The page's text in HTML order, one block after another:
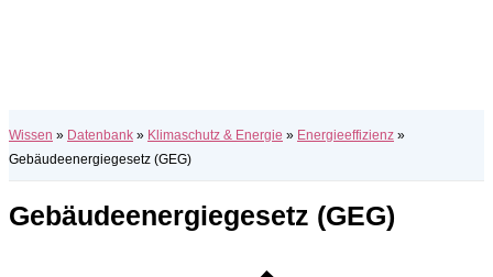
Wissen » Datenbank » Klimaschutz & Energie » Energieeffizienz »
Gebäudeenergiegesetz (GEG)
Gebäudeenergiegesetz (GEG)